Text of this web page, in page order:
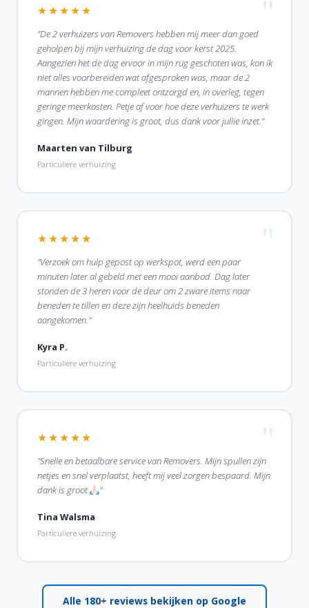
★★★★★
"De 2 verhuizers van Removers hebben mij meer dan goed
geholpen bij mijn verhuizing de dag voor kerst 2025.
Aangezien het de dag ervoor in mijn rug geschoten was, kon ik
niet alles voorbereiden wat afgesproken was, maar de 2
mannen hebben me compleet ontzorgd en, in overleg, tegen
geringe meerkosten. Petje af voor hoe deze verhuizers te werk
gingen. Mijn waardering is groot, dus dank voor jullie inzet."
Maarten van Tilburg
Particuliere verhuizing
★★★★★
"Verzoek om hulp gepost op werkspot, werd een paar
minuten later al gebeld met een mooi aanbod. Dag later
stonden de 3 heren voor de deur om 2 zware items naar
beneden te tillen en deze zijn heelhuids beneden
aangekomen."
Kyra P.
Particuliere verhuizing
★★★★★
"Snelle en betaalbare service van Removers. Mijn spullen zijn
netjes en snel verplaatst, heeft mij veel zorgen bespaard. Mijn
dank is groot
"
Tina Walsma
Particuliere verhuizing
Alle 180+ reviews bekijken op Google